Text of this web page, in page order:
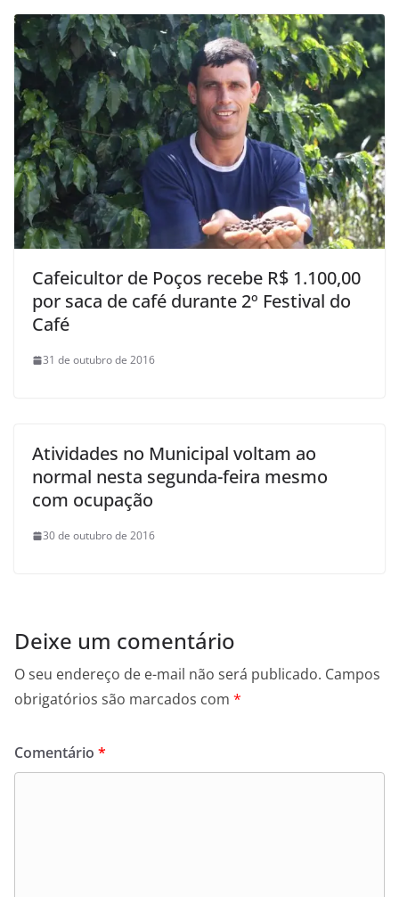
Cafeicultor de Poços recebe R$ 1.100,00
por saca de café durante 2º Festival do
Café
31 de outubro de 2016
Atividades no Municipal voltam ao
normal nesta segunda-feira mesmo
com ocupação
30 de outubro de 2016
Deixe um comentário
O seu endereço de e-mail não será publicado. Campos
obrigatórios são marcados com *
Comentário *